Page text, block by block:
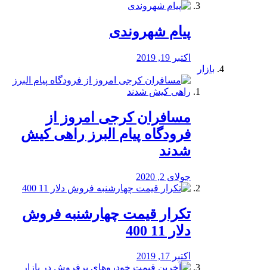
پیام شهروندی
اکتبر 19, 2019
بازار
مسافران کرجی امروز از
فرودگاه پیام البرز راهی کیش
شدند
جولای 2, 2020
تکرار قیمت چهارشنبه فروش
دلار 11 400
اکتبر 17, 2019